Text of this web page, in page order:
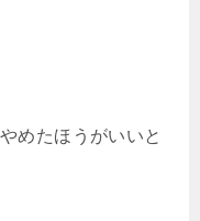
めたほうがいいと